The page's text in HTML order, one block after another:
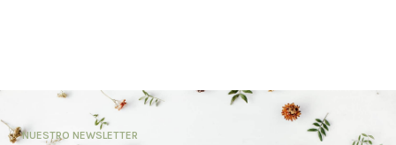
NUESTRO NEWSLETTER